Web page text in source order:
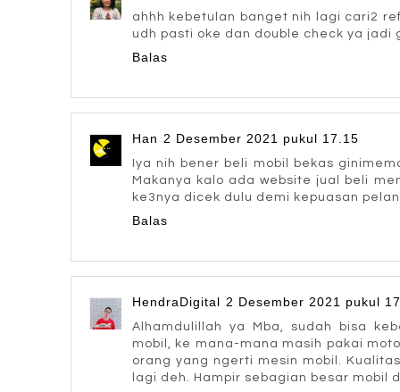
ahhh kebetulan banget nih lagi cari2
udh pasti oke dan double check ya jadi
Balas
Han 2 Desember 2021 pukul 17.15
Iya nih bener beli mobil bekas
Makanya kalo ada website jual beli
ke3nya dicek dulu demi kepuasan
Balas
HendraDigital 2 Desember 2021 pukul
Alhamdulillah ya Mba, sudah bisa
mobil, ke mana-mana masih pakai
orang yang ngerti mesin mobil.
lagi deh. Hampir sebagian besar mobil